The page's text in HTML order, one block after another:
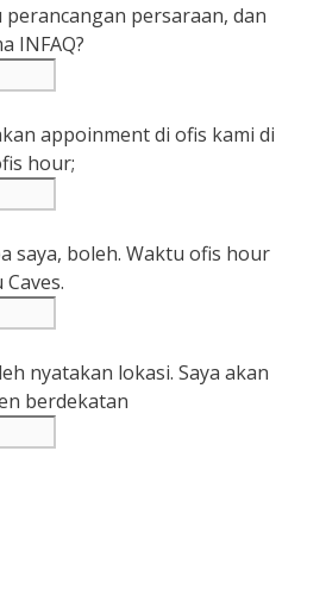
persaraan, dan
INFAQ?
appoinment di ofis kami di
hour;
saya, boleh. Waktu ofis hour
nyatakan lokasi. Saya akan
berdekatan